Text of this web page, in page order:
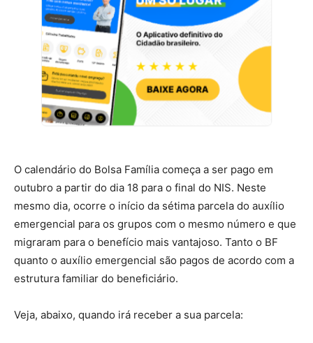
O calendário do Bolsa Família começa a ser pago em
outubro a partir do dia 18 para o final do NIS. Neste
mesmo dia, ocorre o início da sétima parcela do auxílio
emergencial para os grupos com o mesmo número e que
migraram para o benefício mais vantajoso. Tanto o BF
quanto o auxílio emergencial são pagos de acordo com a
estrutura familiar do beneficiário.
Veja, abaixo, quando irá receber a sua parcela: